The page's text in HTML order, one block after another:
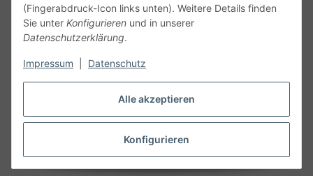
Alle akzeptieren
Konfigurieren
(Fingerabdruck-Icon links unten). Weitere Details finden
Sie unter Konfigurieren und in unserer
Datenschutzerklärung.
Impressum Datenschutz
Alle technischen Angaben ohne Gewähr. Irrtümer und fehlerhafte
Angaben vorbehalten. Wenn Sie Datenblätter oder spezielle
unseren Kundenservice. Abbildungen der Artikel können
Vertrag widerrufen